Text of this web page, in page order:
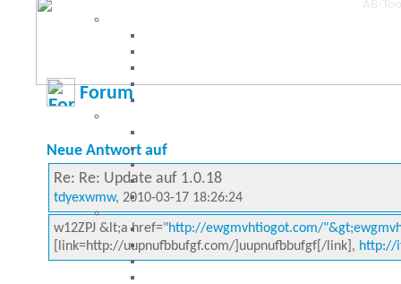
Forum
Neue Antwort auf
Re: Re: Update auf 1.0.18
tdyexwmw, 2010-03-17 18:26:24
w12ZPJ &lt;a href="http://ewgmvhtiogot.com/
[link=http://uupnufbbufgf.com/]uupnufbbufgf[/link], http://